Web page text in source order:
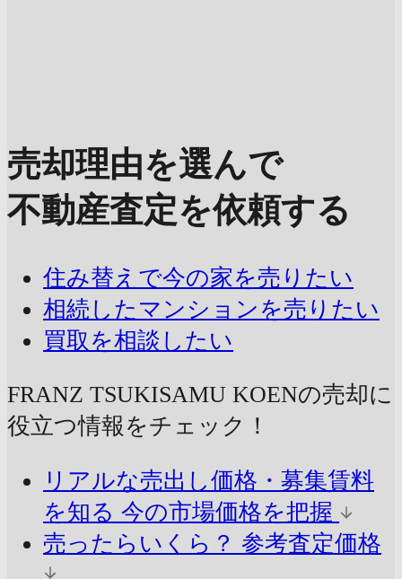
売却理由を選んで
不動産査定を依頼する
住み替えで今の家を売りたい
相続したマンションを売りたい
買取を相談したい
FRANZ TSUKISAMU KOENの売却に
役立つ情報をチェック！
リアルな売出し価格・募集賃料
を知る 今の市場価格を把握
売ったらいくら？ 参考査定価格